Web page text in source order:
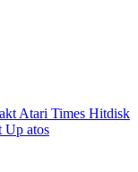
Atari Times Hitdisk
Up atos